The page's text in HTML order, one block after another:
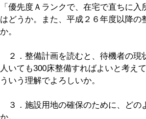
「優先度Ａランクで、在宅で直ちに
はどうか。また、平成２６年度以降の
か。
２．整備計画を読むと、待機者の現
人いても300床整備すればよいと考え
ういう理解でよろしいか。
３．施設用地の確保のために、どの